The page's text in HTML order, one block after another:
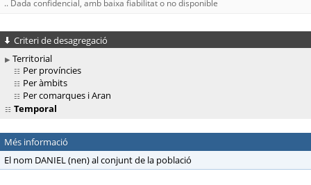
.. Dada confidencial, amb baixa fiabilitat o no disponible
Criteri de desagregació
Territorial
Per províncies
Per àmbits
Per comarques i Aran
Temporal
Més informació
El nom DANIEL (nen) al conjunt de la població